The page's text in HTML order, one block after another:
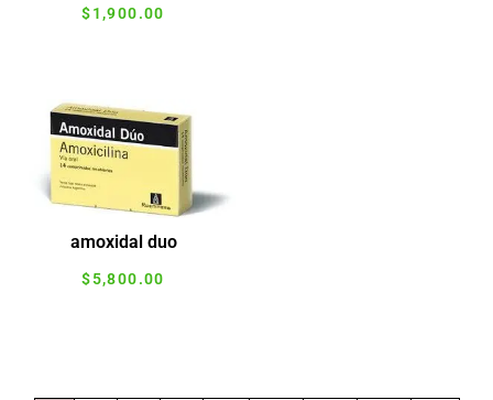
$1,900.00
amoxidal duo
$5,800.00